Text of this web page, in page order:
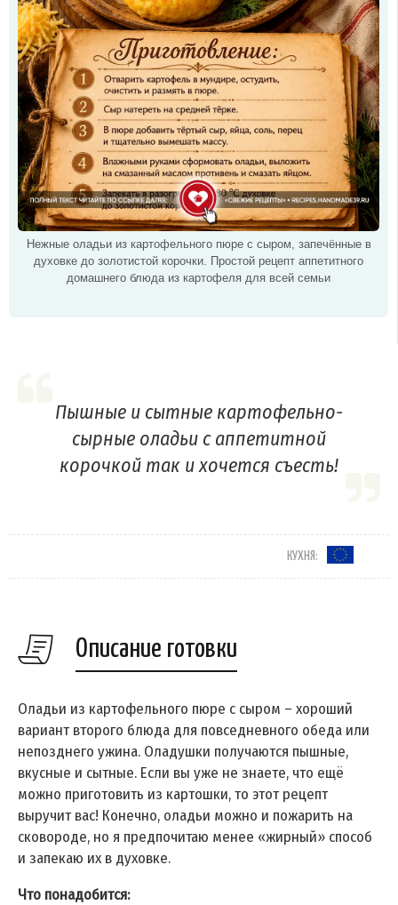
Нежные оладьи из картофельного пюре с сыром, запечённые в
духовке до золотистой корочки. Простой рецепт аппетитного
домашнего блюда из картофеля для всей семьи
Пышные и сытные картофельно-
сырные оладьи с аппетитной
корочкой так и хочется съесть!
КУХНЯ:
Описание готовки
Оладьи из картофельного пюре с сыром – хороший
вариант второго блюда для повседневного обеда или
непозднего ужина. Оладушки получаются пышные,
вкусные и сытные. Если вы уже не знаете, что ещё
можно приготовить из картошки, то этот рецепт
выручит вас! Конечно, оладьи можно и пожарить на
сковороде, но я предпочитаю менее «жирный» способ
и запекаю их в духовке.
Что понадобится: